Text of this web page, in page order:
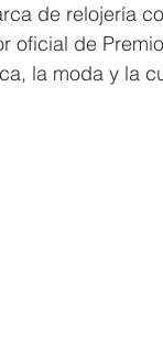
de relojería
oficial de
la moda y la